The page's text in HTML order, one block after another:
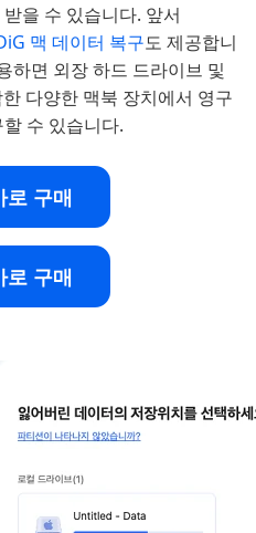
을 수 있습니다. 앞서
맥 데이터 복구도 제공합니
하면 외장 하드 드라이브 및
다양한 맥북 장치에서 영구
수 있습니다.
로 구매
로 구매